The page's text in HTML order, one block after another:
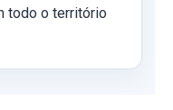
todo o território